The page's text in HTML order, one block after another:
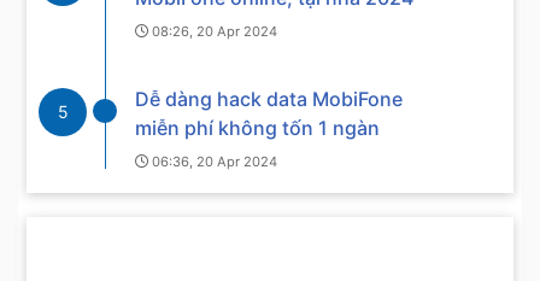
08:26, 20 Apr 2024
5
Dễ dàng hack data MobiFone
miễn phí không tốn 1 ngàn
06:36, 20 Apr 2024